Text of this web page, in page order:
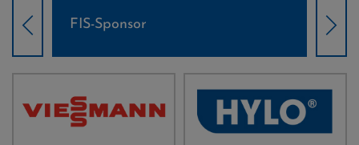
Weltcup-Sponsoren Damen